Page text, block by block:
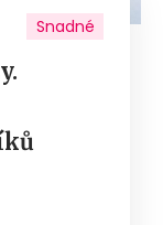
Snadné